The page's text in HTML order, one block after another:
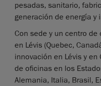
pesadas, sanitario,
generación de energía y
Con sede y un centro
en Lévis (Quebec,
innovación en Lévis y en
de oficinas en los
Alemania, Italia, Brasil,